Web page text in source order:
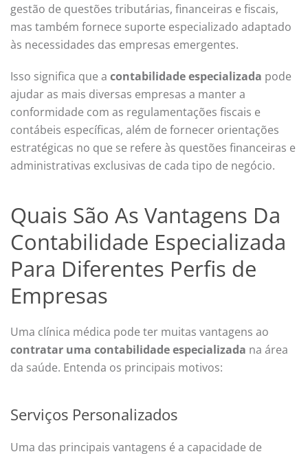
gestão de questões tributárias, financeiras e fiscais,
mas também fornece suporte especializado adaptado
às necessidades das empresas emergentes.
Isso significa que a contabilidade especializada pode
ajudar as mais diversas empresas a manter a
conformidade com as regulamentações fiscais e
contábeis específicas, além de fornecer orientações
estratégicas no que se refere às questões financeiras e
administrativas exclusivas de cada tipo de negócio.
Quais São As Vantagens Da
Contabilidade Especializada
Para Diferentes Perfis de
Empresas
Uma clínica médica pode ter muitas vantagens ao
contratar uma contabilidade especializada na área
da saúde. Entenda os principais motivos:
Serviços Personalizados
Uma das principais vantagens é a capacidade de